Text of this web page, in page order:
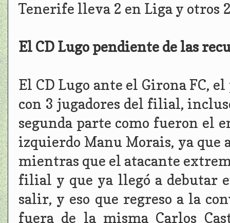
Tenerife lleva 2 en Liga y otros
El CD Lugo pendiente de las
El CD Lugo ante el Girona FC,
con 3 jugadores del filial,
segunda parte como fueron el
izquierdo Manu Morais, ya que
mientras que el atacante
filial y que ya llegó a debutar
salir, y eso que regreso a la
fuera de la misma Carlos